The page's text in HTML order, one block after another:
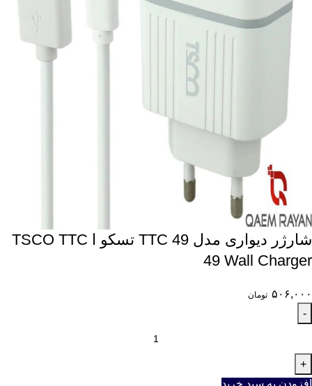
شارژر دیواری مدل TTC 49 تسکو ا TSCO TTC
49 Wall Charger
۵۰۶,۰۰۰ تومان